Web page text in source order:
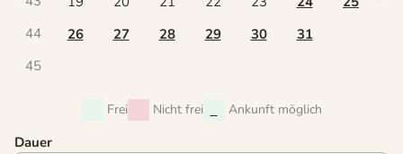
44
26 27 28 29 30
31
45
Frei Nicht frei Ankunft möglich
Dauer